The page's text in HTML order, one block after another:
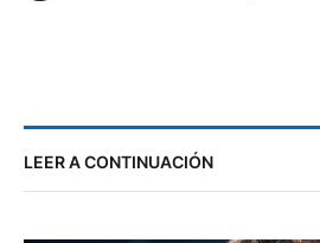
LEER A CONTINUACIÓN